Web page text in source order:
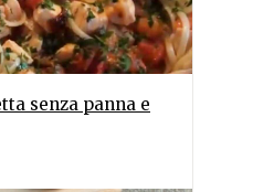
senza panna e